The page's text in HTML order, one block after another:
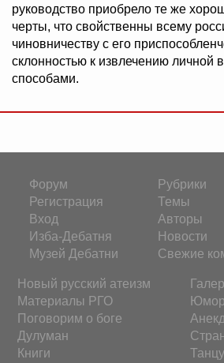
руководство приобрело те же
черты, что свойственны всему
чиновничеству с его
склонностью к извлечению
способами.
Форум
Регистрация
Вход
Изба-Дебатня
Музей Дебатни
Рубрики
Темы
Авторы
Новости
Свежие
Новый русский атеизм
Материалы РГО
Поговорим о боге
Дулуман
Книги
Юмор